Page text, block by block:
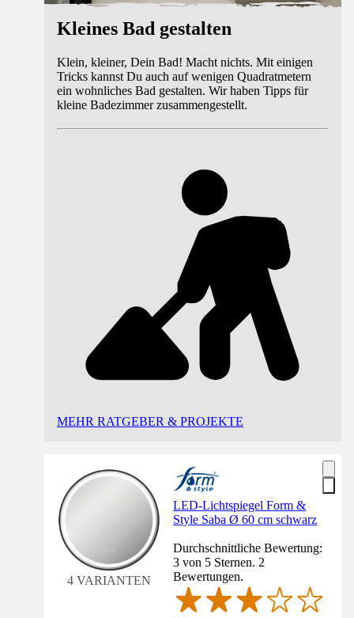
Kleines Bad gestalten
Klein, kleiner, Dein Bad! Macht nichts. Mit einigen
Tricks kannst Du auch auf wenigen Quadratmetern
ein wohnliches Bad gestalten. Wir haben Tipps für
kleine Badezimmer zusammengestellt.
MEHR RATGEBER & PROJEKTE
4 VARIANTEN
LED-Lichtspiegel Form &
Style Saba Ø 60 cm schwarz
Durchschnittliche Bewertung:
3 von 5 Sternen. 2
Bewertungen.